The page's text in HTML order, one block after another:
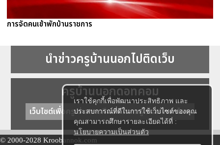
เราใช้คุกกี้เพื่อพัฒนาประสิทธิภาพ และ
ประสบการณ์ที่ดีในการใช้เว็บไซต์ของคุณ
คุณสามารถศึกษารายละเอียดได้ที่ :
นโยบายความเป็นส่วนตัว
การจัดคนเข้าพักบ้านราชการ
นำข่าวครูบ้านนอกไปติดเว็บ
ครูบ้านนอกดอทคอม
เว็บไซต์เพื่อครู ข่าวการศึกษา ความรู้ การศึกษาไทย
© 2000-2028 Kroobannok.com